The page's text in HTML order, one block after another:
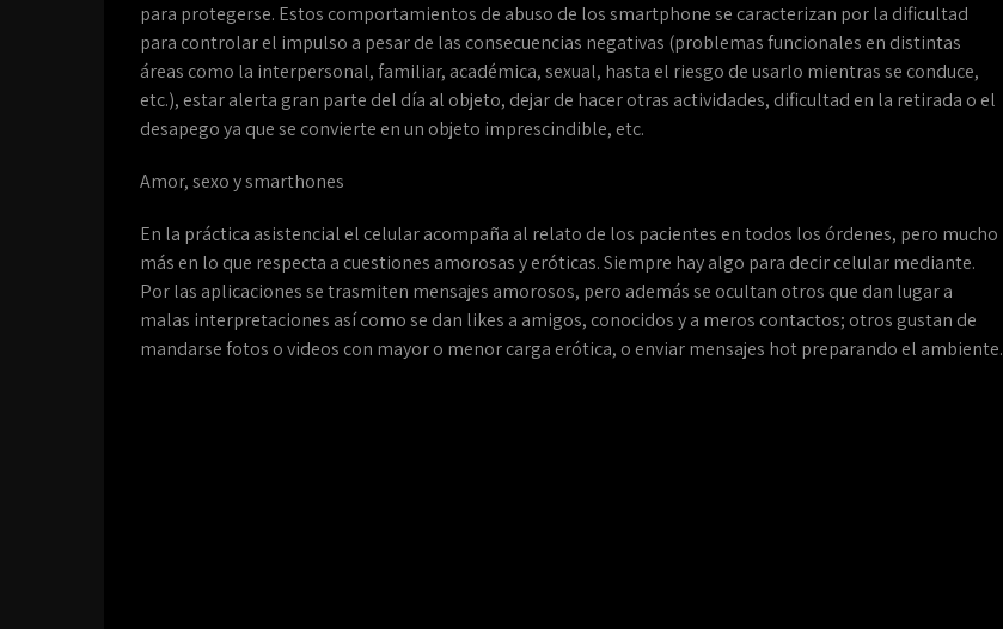
para protegerse. Estos comportamientos de abuso de los smartphone se caracterizan por la dificultad
para controlar el impulso a pesar de las consecuencias negativas (problemas funcionales en distintas
áreas como la interpersonal, familiar, académica, sexual, hasta el riesgo de usarlo mientras se conduce,
etc.), estar alerta gran parte del día al objeto, dejar de hacer otras actividades, dificultad en la retirada o el
desapego ya que se convierte en un objeto imprescindible, etc.
Amor, sexo y smarthones
En la práctica asistencial el celular acompaña al relato de los pacientes en todos los órdenes, pero mucho
más en lo que respecta a cuestiones amorosas y eróticas. Siempre hay algo para decir celular mediante.
Por las aplicaciones se trasmiten mensajes amorosos, pero además se ocultan otros que dan lugar a
malas interpretaciones así como se dan likes a amigos, conocidos y a meros contactos; otros gustan de
mandarse fotos o videos con mayor o menor carga erótica, o enviar mensajes hot preparando el ambiente.